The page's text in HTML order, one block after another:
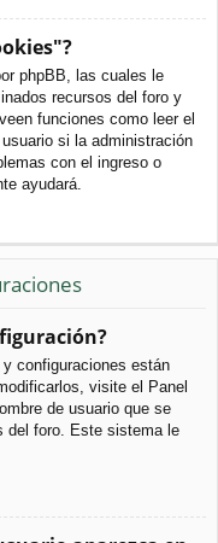
phpBB, las cuales le
recursos del foro y
funciones como leer el
si la administración
con el ingreso o
ayudará.
configuraciones están
visite el Panel
de usuario que se
del foro. Este sistema le